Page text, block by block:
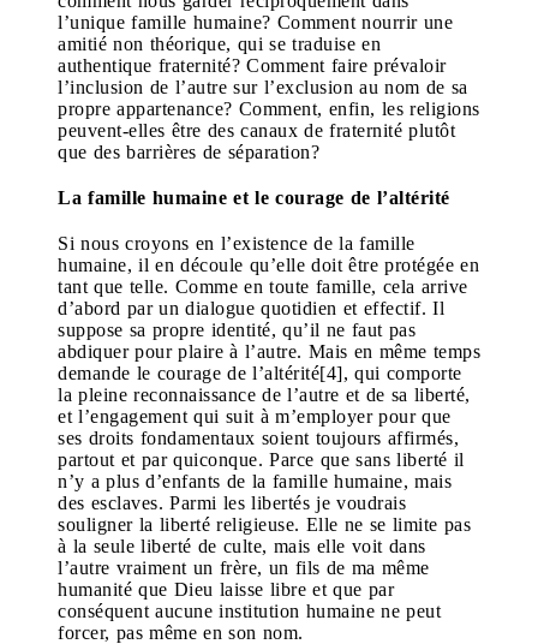
l’unique famille humaine? Comment nourrir une
amitié non théorique, qui se traduise en
authentique fraternité? Comment faire prévaloir
l’inclusion de l’autre sur l’exclusion au nom de sa
propre appartenance? Comment, enfin, les religions
peuvent-elles être des canaux de fraternité plutôt
que des barrières de séparation?
La famille humaine et le courage de l’altérité
Si nous croyons en l’existence de la famille
humaine, il en découle qu’elle doit être protégée en
tant que telle. Comme en toute famille, cela arrive
d’abord par un dialogue quotidien et effectif. Il
suppose sa propre identité, qu’il ne faut pas
abdiquer pour plaire à l’autre. Mais en même temps
demande le courage de l’altérité[4], qui comporte
la pleine reconnaissance de l’autre et de sa liberté,
et l’engagement qui suit à m’employer pour que
ses droits fondamentaux soient toujours affirmés,
partout et par quiconque. Parce que sans liberté il
n’y a plus d’enfants de la famille humaine, mais
des esclaves. Parmi les libertés je voudrais
souligner la liberté religieuse. Elle ne se limite pas
à la seule liberté de culte, mais elle voit dans
l’autre vraiment un frère, un fils de ma même
humanité que Dieu laisse libre et que par
conséquent aucune institution humaine ne peut
forcer, pas même en son nom.